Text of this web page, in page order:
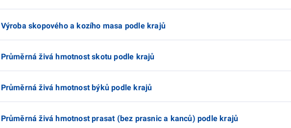
skopového a kozího masa podle krajů
živá hmotnost skotu podle krajů
živá hmotnost býků podle krajů
živá hmotnost prasat (bez prasnic a kanců) podle krajů